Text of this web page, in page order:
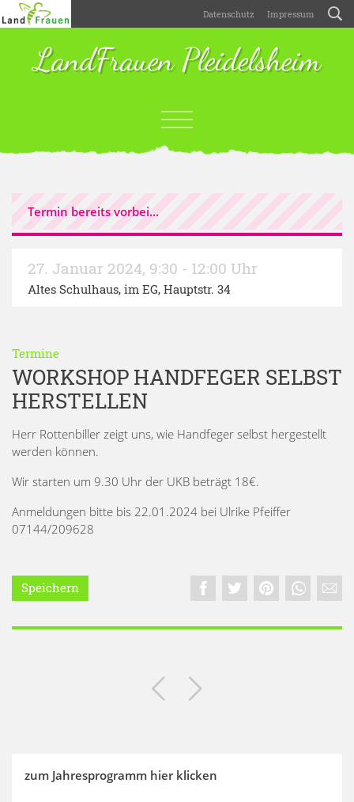
Datenschutz Impressum
LandFrauen Pleidelsheim
Termin bereits vorbei...
27. Januar 2024, 9:30 - 12:00 Uhr
Altes Schulhaus, im EG, Hauptstr. 34
Termine
WORKSHOP HANDFEGER SELBST
HERSTELLEN
Herr Rottenbiller zeigt uns, wie Handfeger selbst hergestellt
werden können.
Wir starten um 9.30 Uhr der UKB beträgt 18€.
Anmeldungen bitte bis 22.01.2024 bei Ulrike Pfeiffer
07144/209628
Speichern
zum Jahresprogramm hier klicken